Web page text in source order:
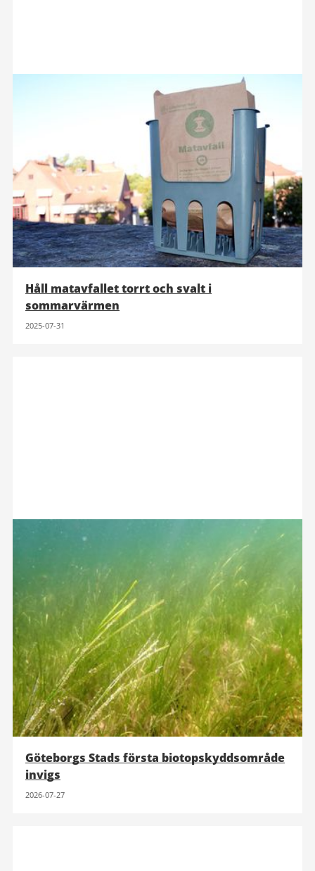
Håll matavfallet torrt och svalt i
sommarvärmen
2025-07-31
Göteborgs Stads första biotopskyddsområde
invigs
2026-07-27